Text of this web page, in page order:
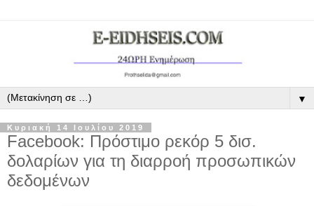
▼
Κυριακή 14 Ιουλίου 2019
Facebook: Πρόστιμο ρεκόρ 5 δισ.
δολαρίων για τη διαρροή προσωπικών
δεδομένων